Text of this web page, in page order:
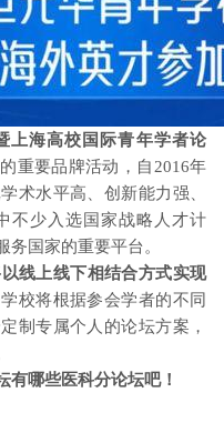
上海高校国际青年学者论
重要品牌活动，自2016年
术水平高、创新能力强、
不少入选国家战略人才计
国家的重要平台。
线上线下相结合方式实现
学校将根据参会学者的不同
制专属个人的论坛方案，
有哪些医科分论坛吧！